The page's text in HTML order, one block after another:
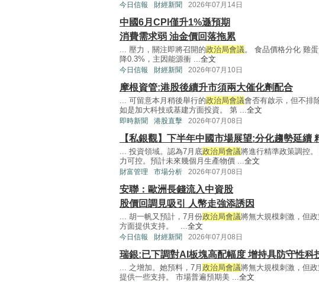
今日信報 財經新聞 2026年07月14日
中國6月CPI僅升1%遜預期
消費需求弱 油金價回落拖累
... 壓力，關注即將召開的政治局會議。 食品價格分化 雞
降0.3%，主因能源衝 ...全文
今日信報 財經新聞 2026年07月10日
摩根資管:港股後續升市須兩大催化劑配合
... 可留意本月稍後舉行的政治局會議會否有啟示，但不排
如是加大科技或基建方面投資。 第 ...全文
即時新聞 港股直擊 2026年07月08日
【私銀觀】下半年中國市場展望:分化趨勢延續
... 投資領域。認為7月底政治局會議將進行精準政策調控
力可控。預計未來幾個月生產物價 ...全文
財富管理 市場分析 2026年07月08日
安聯：歐洲長錢流入中資股
股價回調見吸引 人幣走強添誘因
... 胡一帆又預計，7月份政治局會議將無大規模刺激，但
方面提供支持。 ...全文
今日信報 財經新聞 2026年07月08日
瑞銀:已下調對AI板塊高配幅度 增持具防守性科
... 之增加。她預料，7月 政治局會議將無大規模刺激，但
提供一些支持。 市場普遍預期美 ...全文